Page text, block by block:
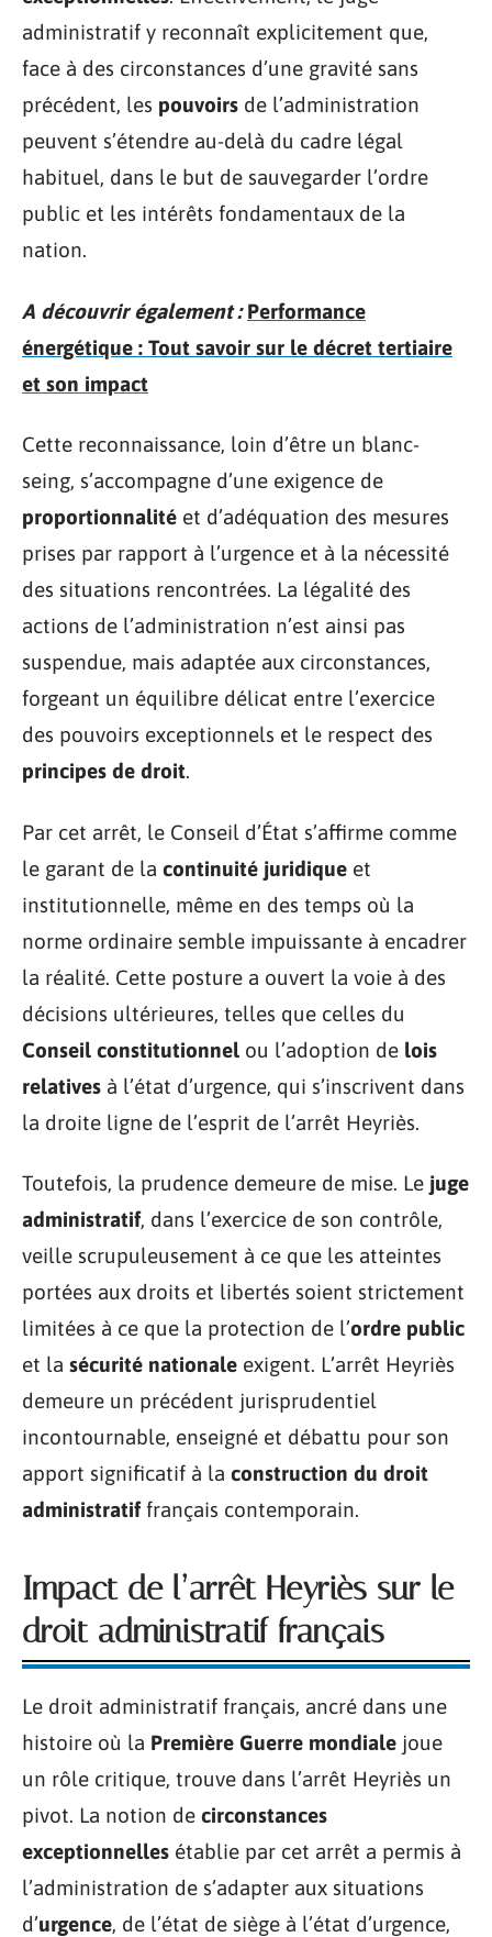
administratif y reconnaît explicitement que,
face à des circonstances d’une gravité sans
précédent, les pouvoirs de l’administration
peuvent s’étendre au-delà du cadre légal
habituel, dans le but de sauvegarder l’ordre
public et les intérêts fondamentaux de la
nation.
A découvrir également : Performance
énergétique : Tout savoir sur le décret tertiaire
et son impact
Cette reconnaissance, loin d’être un blanc-
seing, s’accompagne d’une exigence de
proportionnalité et d’adéquation des mesures
prises par rapport à l’urgence et à la nécessité
des situations rencontrées. La légalité des
actions de l’administration n’est ainsi pas
suspendue, mais adaptée aux circonstances,
forgeant un équilibre délicat entre l’exercice
des pouvoirs exceptionnels et le respect des
principes de droit.
Par cet arrêt, le Conseil d’État s’affirme comme
le garant de la continuité juridique et
institutionnelle, même en des temps où la
norme ordinaire semble impuissante à encadrer
la réalité. Cette posture a ouvert la voie à des
décisions ultérieures, telles que celles du
Conseil constitutionnel ou l’adoption de lois
relatives à l’état d’urgence, qui s’inscrivent dans
la droite ligne de l’esprit de l’arrêt Heyriès.
Toutefois, la prudence demeure de mise. Le juge
administratif, dans l’exercice de son contrôle,
veille scrupuleusement à ce que les atteintes
portées aux droits et libertés soient strictement
limitées à ce que la protection de l’ordre public
et la sécurité nationale exigent. L’arrêt Heyriès
demeure un précédent jurisprudentiel
incontournable, enseigné et débattu pour son
apport significatif à la construction du droit
administratiffrançais contemporain.
Impact de l’arrêt Heyriès sur le
droit administratif français
Le droit administratif français, ancré dans une
histoire où la Première Guerre mondiale joue
un rôle critique, trouve dans l’arrêt Heyriès un
pivot. La notion de circonstances
exceptionnelles établie par cet arrêt a permis à
l’administration de s’adapter aux situations
d’urgence, de l’état de siège à l’état d’urgence,